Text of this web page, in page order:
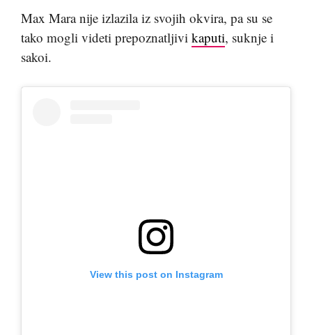
Max Mara nije izlazila iz svojih okvira, pa su se
tako mogli videti prepoznatljivi kaputi, suknje i
sakoi.
View this post on Instagram